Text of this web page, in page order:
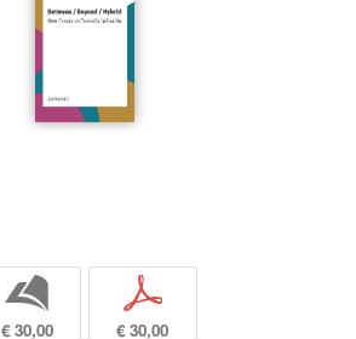
b
€ 30,00
p
€ 30,00